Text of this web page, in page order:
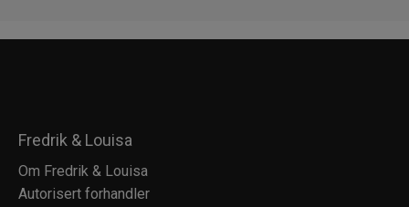
Fredrik & Louisa
Om Fredrik & Louisa
Autorisert forhandler